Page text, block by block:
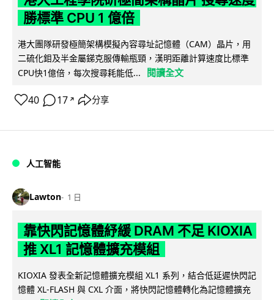
勝標準 CPU 1 億倍
港大團隊研發極簡架構模擬內容尋址記憶體（CAM）晶片，用
二硫化鉬及半金屬銻克服傳輸瓶頸，漢明距離計算速度比標準
CPU快1億倍，每次搜尋耗能低...
閱讀全文
40 17 ↗ 分享
人工智能
Lawton 1 日
靠快閃記憶體紓緩 DRAM 不足 KIOXIA
推 XL1 記憶體擴充模組
KIOXIA 發表全新記憶體擴充模組 XL1 系列，結合低延遲快閃記
憶體 XL-FLASH 與 CXL 介面，將快閃記憶體轉化為記憶體擴充